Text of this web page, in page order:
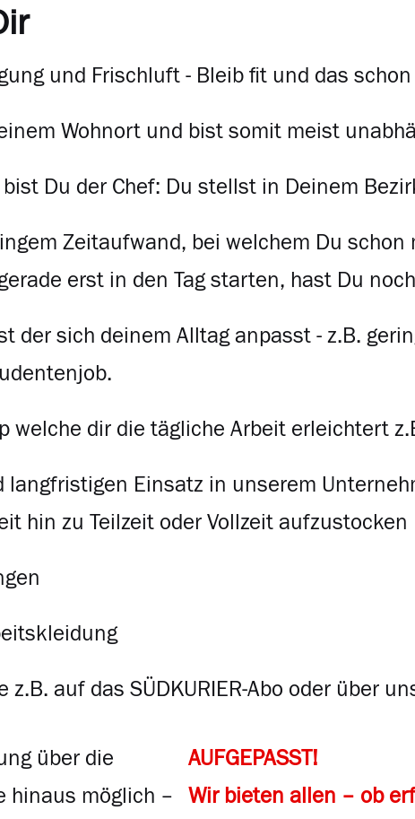
und Frischluft - Bleib fit und das
Wohnort und bist somit meist
Du der Chef: Du stellst in Deinem
Zeitaufwand, bei welchem Du
erst in den Tag starten, hast Du
der sich deinem Alltag anpasst - z.B.
welche dir die tägliche Arbeit erleichtert
langfristigen Einsatz in unserem
hin zu Teilzeit oder Vollzeit aufzustocken
auf das SÜDKURIER-Abo oder über
über die
hinaus möglich –
AUFGEPASST!
Wir bieten allen – ob